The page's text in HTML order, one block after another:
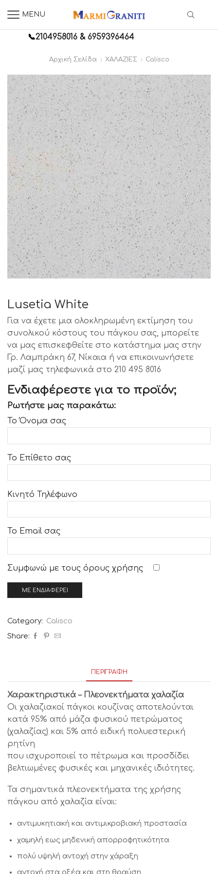
MENU
📞2104958016 &6959396464
Αρχική Σελίδα ΧΑΛΑΖΙΕΣ Calisco
Lusetia White
Για να έχετε μια ολοκληρωμένη εκτίμηση του
συνολικού κόστους του πάγκου σας, μπορείτε
να μας επισκεφθείτε στο κατάστημα μας στην
Γρ. Λαμπράκη 67, Νίκαια ή να επικοινωνήσετε
μαζί μας τηλεφωνικά στο 210 495 8016
Ενδιαφέρεστε για το προϊόν;
Ρωτήστε μας παρακάτω:
Το Όνομα σας
Το Επίθετο σας
Κινητό Τηλέφωνο
Το Email σας
Συμφωνώ με τους όρους χρήσης
Category: Calisco
Share:
ΠΕΡΙΓΡΑΦΉ
Χαρακτηριστικά – Πλεονεκτήματα χαλαζία
Οι χαλαζιακοί πάγκοι κουζίνας αποτελούνται
κατά 95% από μάζα φυσικού πετρώματος
(χαλαζίας) και 5% από ειδική πολυεστερική
ρητίνη
που ισχυροποιεί το πέτρωμα και προσδίδει
βελτιωμένες φυσικές και μηχανικές ιδιότητες.
Τα σημαντικά πλεονεκτήματα της χρήσης
πάγκου από χαλαζία είναι:
αντιμυκητιακή και αντιμικροβιακή προστασία
χαμηλή εως μηδενική απορροφητικότητα
πολύ υψηλή αντοχή στην χάραξη
αντοχή στα οξέα και στη θραύση